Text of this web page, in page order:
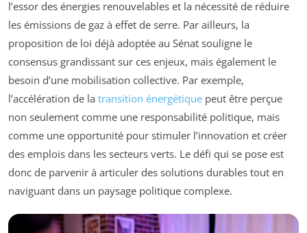
l’essor des énergies renouvelables et la nécessité de réduire
les émissions de gaz à effet de serre. Par ailleurs, la
proposition de loi déjà adoptée au Sénat souligne le
consensus grandissant sur ces enjeux, mais également le
besoin d’une mobilisation collective. Par exemple,
l’accélération de la transition énergétique peut être perçue
non seulement comme une responsabilité politique, mais
comme une opportunité pour stimuler l’innovation et créer
des emplois dans les secteurs verts. Le défi qui se pose est
donc de parvenir à articuler des solutions durables tout en
naviguant dans un paysage politique complexe.